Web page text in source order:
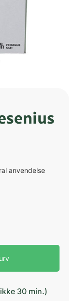
anvendelse
30 min.)